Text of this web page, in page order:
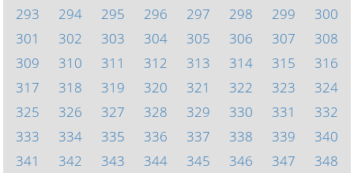
293
294 295 296 297 298 299
300
301
302 303 304 305 306 307
308
309
310 311 312 313 314 315
316
317
318 319 320 321 322 323
324
325
326 327 328 329 330 331
332
333
334 335 336 337 338 339
340
341
342 343 344 345 346 347 348